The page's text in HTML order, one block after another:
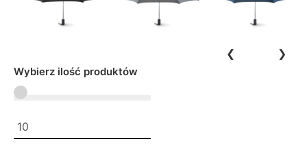
❮ ❯
Wybierz ilość produktów